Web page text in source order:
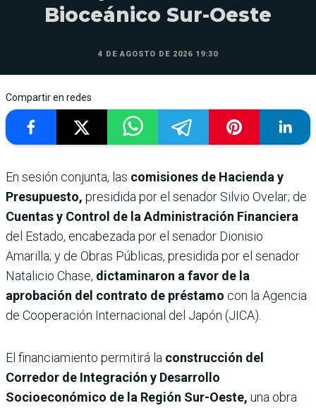
Bioceánico Sur-Oeste
4 DE AGOSTO DE 2026 19:30
Compartir en redes
En sesión conjunta, las comisiones de Hacienda y
Presupuesto, presidida por el senador Silvio Ovelar; de
Cuentas y Control de la Administración Financiera
del Estado, encabezada por el senador Dionisio
Amarilla; y de Obras Públicas, presidida por el senador
Natalicio Chase, dictaminaron a favor de la
aprobación del contrato de préstamo con la Agencia
de Cooperación Internacional del Japón (JICA).
El financiamiento permitirá la construcción del
Corredor de Integración y Desarrollo
Socioeconómico de la Región Sur-Oeste, una obra